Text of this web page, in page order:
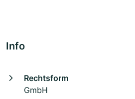
Info
Rechtsform
GmbH